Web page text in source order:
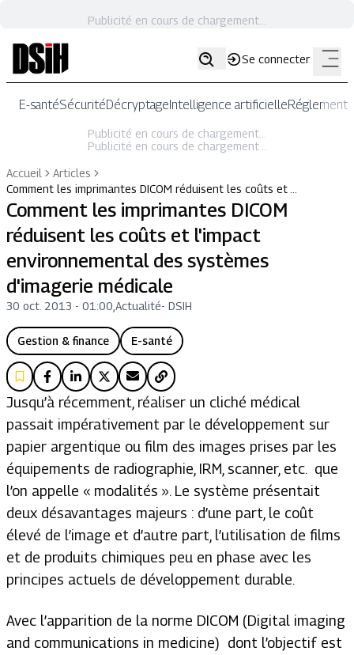
Publicité en cours de chargement...
Se connecter
E-santéSécuritéDécryptageIntelligence artificielle
Publicité en cours de chargement...
Publicité en cours de chargement...
Accueil
Articles
Comment les imprimantes DICOM réduisent les coûts et …
Comment les imprimantes DICOM
réduisent les coûts et l'impact
environnemental des systèmes
d'imagerie médicale
30 oct. 2013 - 01:00 Actualité- DSIH
Gestion & finance E-santé
Jusqu’à récemment, réaliser un cliché médical
passait impérativement par le développement sur
papier argentique ou film des images prises par les
équipements de radiographie, IRM, scanner, etc. ­ que
l’on appelle « modalités ». Le système présentait
deux désavantages majeurs : d’une part, le coût
élevé de l’image et d’autre part, l’utilisation de films
et de produits chimiques peu en phase avec les
principes actuels de développement durable.
Avec l’apparition de la norme DICOM (Digital imaging
and communications in medicine) ­ dont l’objectif est